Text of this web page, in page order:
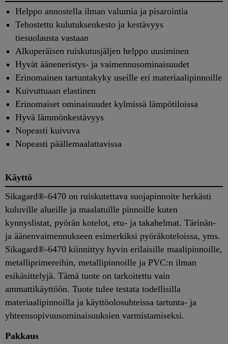
Helppo annostella ilman valumia ja pisarointia
Tehostettu kulutuksenkesto ja kestävyys
tiesuolausta vastaan
Alkuperäisen ruiskutusjäljen helppo uusiminen
Hyvät ääneneristys- ja vaimennusominaisuudet
Erinomainen tartuntakyky useille eri materiaalipinnoille
Kuivuttuaan elastinen
Erinomaiset ominaisuudet kylmissä lämpötiloissa
Hyvä lämmönkestävyys
Nopeasti kuivuva
Nopeasti päällemaalattavissa
Käyttö
Sikagard®-6470 on ruiskutettava suojapinnoite herkästi
kuluville alueille ja maalatuille pinnoille kuten
kynnyslistat, pyörän kotelot, etu- ja takahelmat. Tärinän-
ja äänenvaimennukseen esimerkiksi pyöräkoteloissa, yms.
Sikagard®-6470 kiinnittyy hyvin erilaisille maalipinnoille,
metalliprimereihin, metallipinnoille ja PVC:n ilman
esikäsittelyjä. Tämä tuote on tarkoitettu vain
ammattikäyttöön. Tuote tulee testata todellisilla
materiaalipinnoilla ja käyttöolosuhteissa tartunta- ja
yhteensopivuusominaisuuksien varmistamiseksi.
Pakkaus